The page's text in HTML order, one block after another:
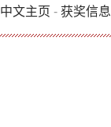
中文主页 -获奖信息